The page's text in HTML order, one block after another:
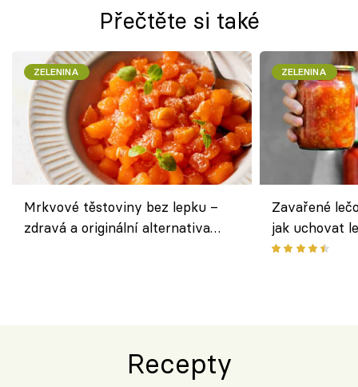
Přečtěte si také
ZELENINA
Mrkvové těstoviny bez lepku –
zdravá a originální alternativa
ZELENINA
Zavařené
jak uchovat
Recepty